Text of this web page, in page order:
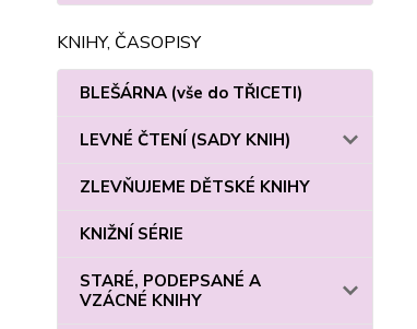
KNIHY, ČASOPISY
BLEŠÁRNA (vše do TŘICETI)
LEVNÉ ČTENÍ (SADY KNIH)
ZLEVŇUJEME DĚTSKÉ KNIHY
KNIŽNÍ SÉRIE
STARÉ, PODEPSANÉ A
VZÁCNÉ KNIHY